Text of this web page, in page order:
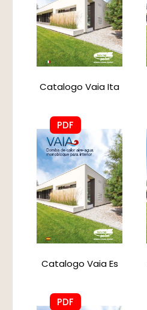
Catalogo Vaia Ita
PDF
Catalogo Vaia Es
PDF